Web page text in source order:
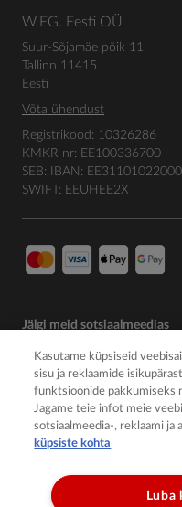
W.EG. Eesti OÜ
Suur-Sõjamäe põik 11
Tallinn 11415
Eesti
Võta ühendust
Registrikood: 10326286
KMKR nr: EE100336700
SEB: IBAN:
SWIFT: EEUHEE2X
Jälgi meid sotsiaalmeedias
Kasutame küpsiseid
sisu ja reklaamide
funktsioonide pakkumiseks
Jagame teie infot meie
sotsiaalmeedia-, reklaami ja
küpsiste kohta
Luba